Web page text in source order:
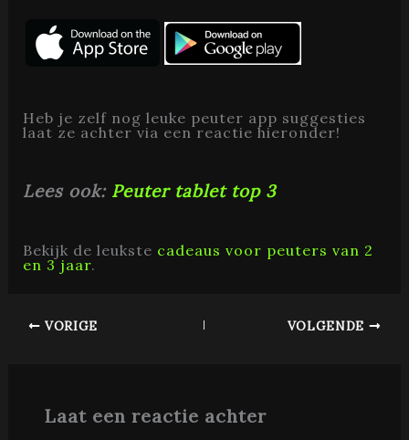
Heb je zelf nog leuke peuter app suggesties
laat ze achter via een reactie hieronder!
Lees ook: Peuter tablet top 3
Bekijk de leukste cadeaus voor peuters van 2
en 3 jaar.
VORIGE VOLGENDE
Laat een reactie achter